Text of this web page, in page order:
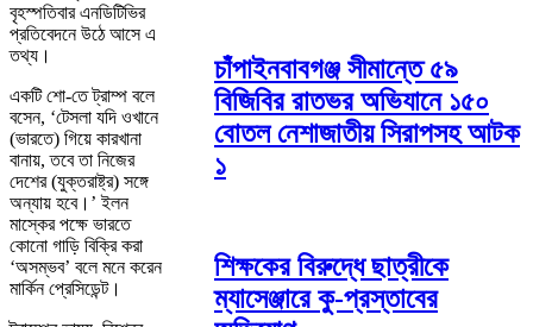
বৃহস্পতিবার এনডিটিভির
প্রতিবেদনে উঠে আসে এ
তথ্য।
একটি শো-তে ট্রাম্প বলে
বসেন, ‘টেসলা যদি ওখানে
(ভারতে) গিয়ে কারখানা
বানায়, তবে তা নিজের
দেশের (যুক্তরাষ্ট্র) সঙ্গে
অন্যায় হবে।’ ইলন
মাস্কের পক্ষে ভারতে
কোনো গাড়ি বিক্রি করা
‘অসম্ভব’ বলে মনে করেন
মার্কিন প্রেসিডেন্ট।
চাঁপাইনবাবগঞ্জ সীমান্তে ৫৯
বিজিবির রাতভর অভিযানে ১৫০
বোতল নেশাজাতীয় সিরাপসহ আটক
১
শিক্ষকের বিরুদ্ধে ছাত্রীকে
ম্যাসেঞ্জারে কু-প্রস্তাবের